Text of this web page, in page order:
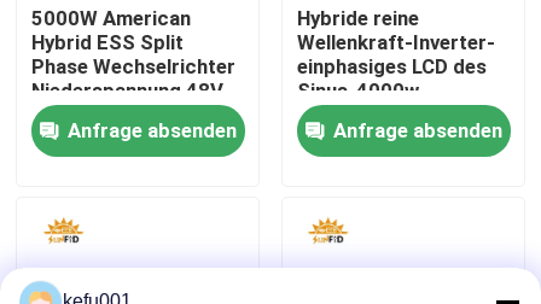
Nachrichten
Fälle
Lithium-Batterie-Sätze
Satz der Batterie-LiFePO4
5000W American
Hybrid ESS Split
Phase Wechselrichter
Niederspannung 48V
Unterstützung Parallel
Anfrage absenden
Hybride reine
Wellenkraft-Inverter-
einphasiges LCD des
Sinus-4000w
Digitalanzeige
Anfrage absenden